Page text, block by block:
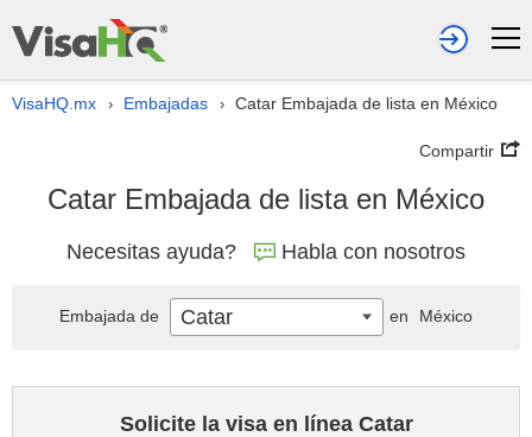
VisaHQ.mx › Embajadas › Catar Embajada de lista en México
Compartir
Catar Embajada de lista en México
Necesitas ayuda? Habla con nosotros
Solicite la visa en línea Catar
Embajada de Catar en México